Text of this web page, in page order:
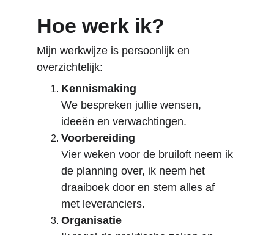
Hoe werk ik?
Mijn werkwijze is persoonlijk en
overzichtelijk:
Kennismaking
We bespreken jullie wensen,
ideeën en verwachtingen.
Voorbereiding
Vier weken voor de bruiloft neem ik
de planning over, ik neem het
draaiboek door en stem alles af
met leveranciers.
Organisatie